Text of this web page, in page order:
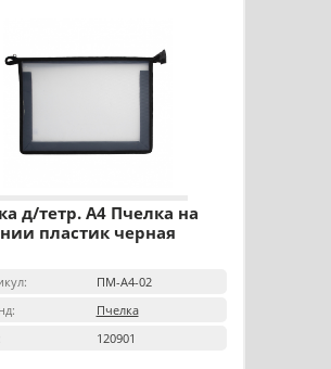
д/тетр. А4 Пчелка на
пластик черная
ПМ-А4-02
Пчелка
120901